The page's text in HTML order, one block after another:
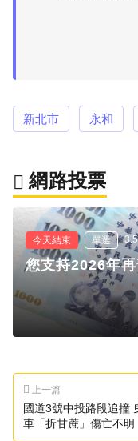
新北市 永和
網路投票
今天結束 單選
您支持2026年
上一篇
國道3號中投路段追撞
車「折甘蔗」傷亡不明